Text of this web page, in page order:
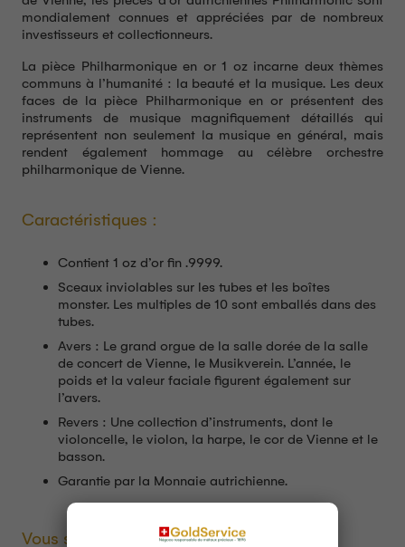
mondialement connues et appréciées par de nombreux
investisseurs et collectionneurs.
La pièce Philharmonique en or 1 oz incarne deux thèmes
communs à l’humanité : la beauté et la musique. Les deux
faces de la pièce Philharmonique en or présentent des
instruments de musique magnifiquement détaillés qui
représentent non seulement la musique en général, mais
rendent également hommage au célèbre orchestre
philharmonique de Vienne.
Caractéristiques :
Contient 1 oz d’or fin .9999.
Sceaux inviolables sur les tubes et les boîtes
monster. Les multiples de 10 sont emballés dans des
tubes.
Avers : Le grand orgue de la salle dorée de la salle
de concert de Vienne, le Musikverein. L’année, le
poids et la valeur faciale figurent également sur
l’avers.
Revers : Une collection d’instruments, dont le
violoncelle, le violon, la harpe, le cor de Vienne et le
basson.
Garantie par la Monnaie autrichienne.
Vous souhaitez avoir des informations